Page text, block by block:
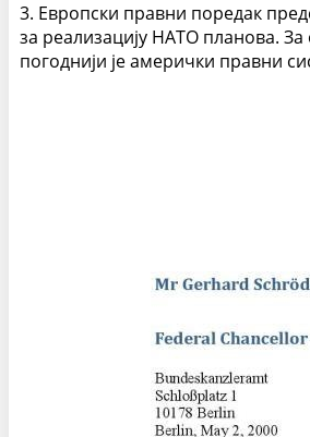
3. Европски правни поредак
за реализацију НАТО планова. За
погоднији је амерички правни